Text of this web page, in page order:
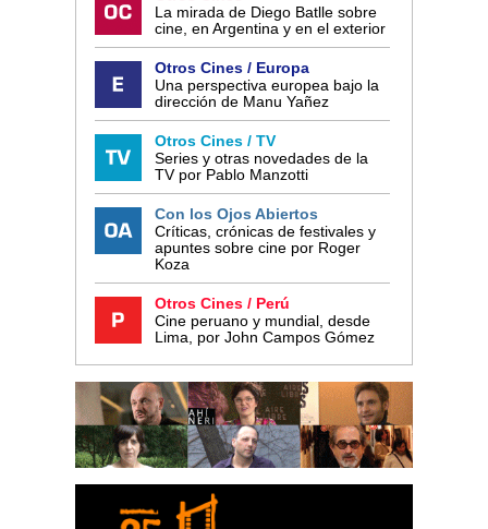
La mirada de Diego Batlle sobre
cine, en Argentina y en el exterior
Otros Cines / Europa
Una perspectiva europea bajo la
dirección de Manu Yañez
Otros Cines / TV
Series y otras novedades de la
TV por Pablo Manzotti
Con los Ojos Abiertos
Críticas, crónicas de festivales y
apuntes sobre cine por Roger
Koza
Otros Cines / Perú
Cine peruano y mundial, desde
Lima, por John Campos Gómez